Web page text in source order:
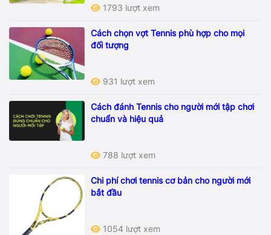
1793 lượt xem
Cách chọn vợt Tennis phù hợp cho mọi
đối tượng
931 lượt xem
Cách đánh Tennis cho người mới tập chơi
chuẩn và hiệu quả
788 lượt xem
Chi phí chơi tennis cơ bản cho người mới
bắt đầu
1054 lượt xem